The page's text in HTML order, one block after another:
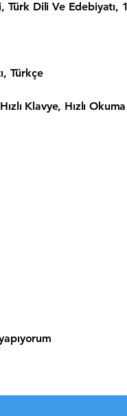
Türk Dili Ve Edebiyatı,
Türkçe
Klavye, Hızlı Okuma